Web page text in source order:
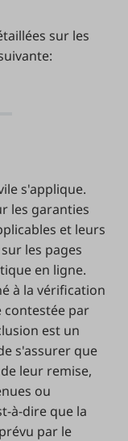
sur les
s'applique.
les garanties
et leurs
les pages
en ligne.
à la vérification
contestée par
est un
s'assurer que
leur remise,
ou
à-dire que la
par le